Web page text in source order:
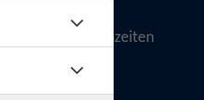
Telefonzeiten